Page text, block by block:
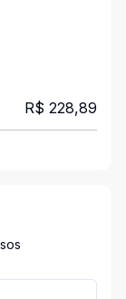
R$ 228,89